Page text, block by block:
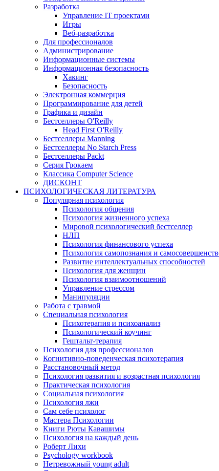
Разработка
Управление IT проектами
Игры
Веб-разработка
Для профессионалов
Администрирование
Информационные системы
Информационная безопасность
Хакинг
Безопасность
Электронная коммерция
Программирование для детей
Графика и дизайн
Бестселлеры O'Reilly
Head First O'Reilly
Бестселлеры Manning
Бестселлеры No Starch Press
Бестселлеры Packt
Серия Грокаем
Классика Computer Science
ДИСКОНТ
ПСИХОЛОГИЧЕСКАЯ ЛИТЕРАТУРА
Популярная психология
Психология общения
Психология жизненного успеха
Мировой психологический бестселлер
НЛП
Психология финансового успеха
Психология самопознания и
Развитие интеллектуальных способностей
Психология для женщин
Психология взаимоотношений
Управление стрессом
Манипуляции
Работа с травмой
Специальная психология
Психотерапия и психоанализ
Психологический коучинг
Гештальт-терапия
Психология для профессионалов
Когнитивно-поведенческая психотерапия
Расстановочный метод
Психология развития и возрастная психология
Практическая психология
Социальная психология
Психология лжи
Сам себе психолог
Мастера Психологии
Книги Рюты Кавашимы
Психология на каждый день
Роберт Лихи
Psychology workbook
Нетревожный young adult